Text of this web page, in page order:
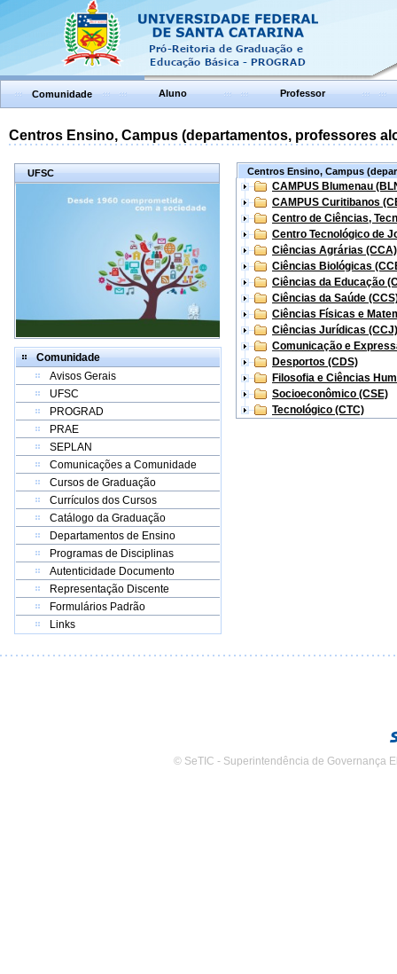
Comunidade Aluno Professor
Centros Ensino, Campus (departamentos, professores
UFSC
Comunidade
Avisos Gerais
UFSC
PROGRAD
PRAE
SEPLAN
Comunicações a Comunidade
Cursos de Graduação
Currículos dos Cursos
Catálogo da Graduação
Departamentos de Ensino
Programas de Disciplinas
Autenticidade Documento
Representação Discente
Formulários Padrão
Links
Centros Ensino, Campus
CAMPUS Blumenau
CAMPUS Curitibanos
Centro de Ciências,
Centro Tecnológico de
Ciências Agrárias (CCA)
Ciências Biológicas
Ciências da Educação
Ciências da Saúde
Ciências Físicas e
Ciências Jurídicas (CCJ)
Comunicação e
Desportos (CDS)
Filosofia e Ciências
Socioeconômico (CSE)
Tecnológico (CTC)
© SeTIC - Superintendência de Governança